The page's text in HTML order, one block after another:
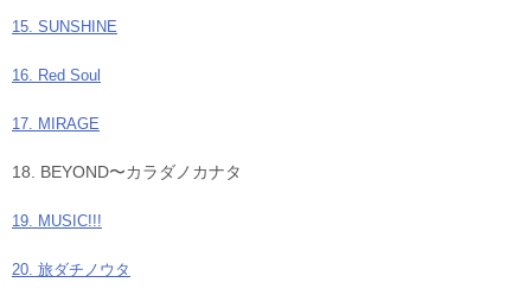
15. SUNSHINE
16. Red Soul
17. MIRAGE
18. BEYOND〜カラダノカナタ
19. MUSIC!!!
20. 旅ダチノウタ